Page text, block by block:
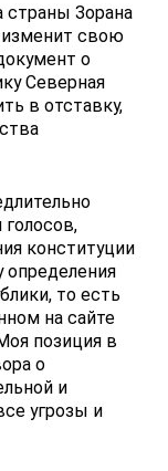
страны Зорана
изменит свою
о
Северная
в отставку,
конституции
определения
то есть
на сайте
позиция в
о
и
угрозы и